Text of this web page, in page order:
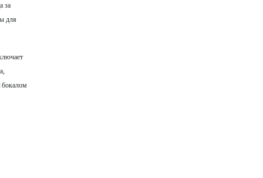
за
для
бокалом